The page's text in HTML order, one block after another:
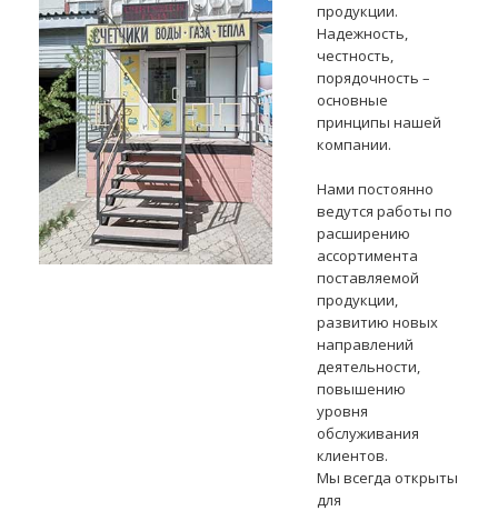
продукции.
Надежность,
честность,
порядочность –
основные
принципы нашей
компании.
Нами постоянно
ведутся работы по
расширению
ассортимента
поставляемой
продукции,
развитию новых
направлений
деятельности,
повышению
уровня
обслуживания
клиентов.
Мы всегда открыты
для